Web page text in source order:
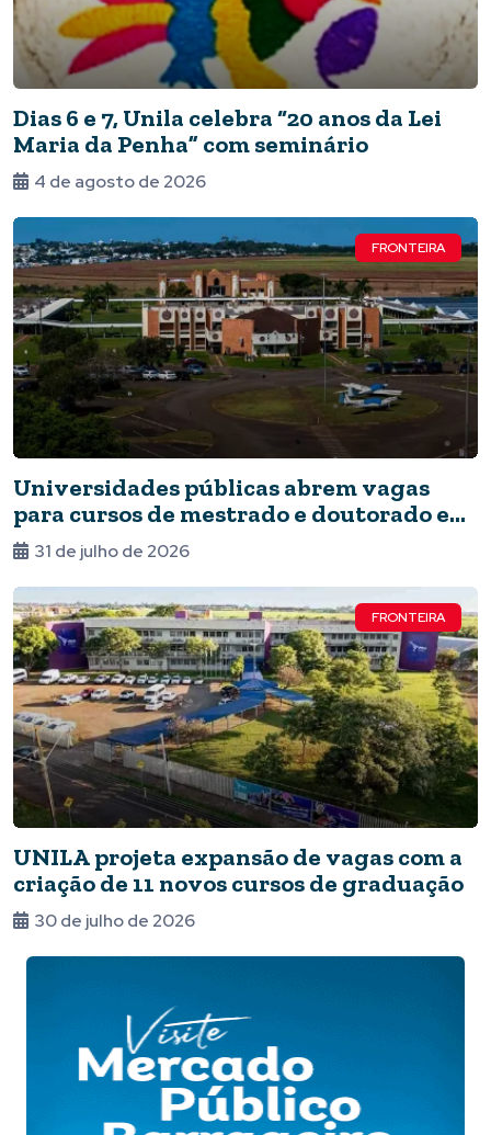
Dias 6 e 7, Unila celebra “20 anos da Lei
Maria da Penha” com seminário
4 de agosto de 2026
FRONTEIRA
Universidades públicas abrem vagas
para cursos de mestrado e doutorado em
Foz31 de julho de 2026
FRONTEIRA
UNILA projeta expansão de vagas com a
criação de 11 novos cursos de graduação
30 de julho de 2026